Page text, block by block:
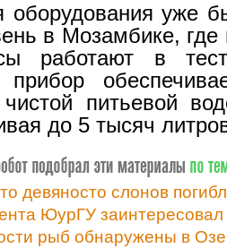
оборудования уже
в Мозамбике,
работают в
питьевой
до 5 тысяч
девяносто слонов
ЮурГУ заинтересовал
рыб обнаружены в